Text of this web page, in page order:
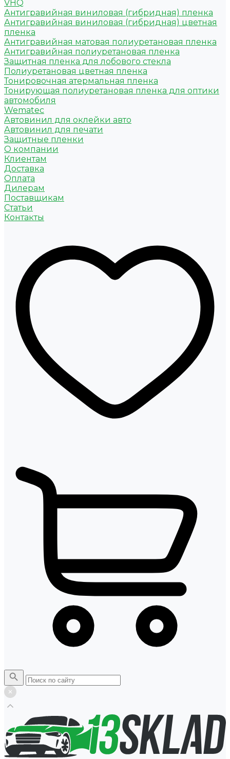
VHQ
Антигравийная виниловая (гибридная) пленка
Антигравийная виниловая (гибридная) цветная
пленка
Антигравийная матовая полиуретановая пленка
Антигравийная полиуретановая пленка
Защитная пленка для лобового стекла
Полиуретановая цветная пленка
Тонировочная атермальная пленка
Тонирующая полиуретановая пленка для оптики
автомобиля
Wematec
Автовинил для оклейки авто
Автовинил для печати
Защитные пленки
О компании
Клиентам
Доставка
Оплата
Дилерам
Поставщикам
Статьи
Контакты